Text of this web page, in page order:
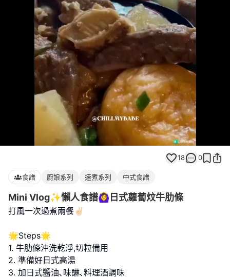
100.00%
18 0
食譜 廚娘系列 速煮系列 中式食譜
Mini Vlog✨懶人食譜🙆‍♀️日式蘿蔔炆牛肋條
打風一次過煮兩餐✌🏻
🌟Steps🌟
1. 牛肋條沖洗乾淨,切粒備用
2. 準備好日式高湯
3. 加日式醬油､味醂､料理酒調味